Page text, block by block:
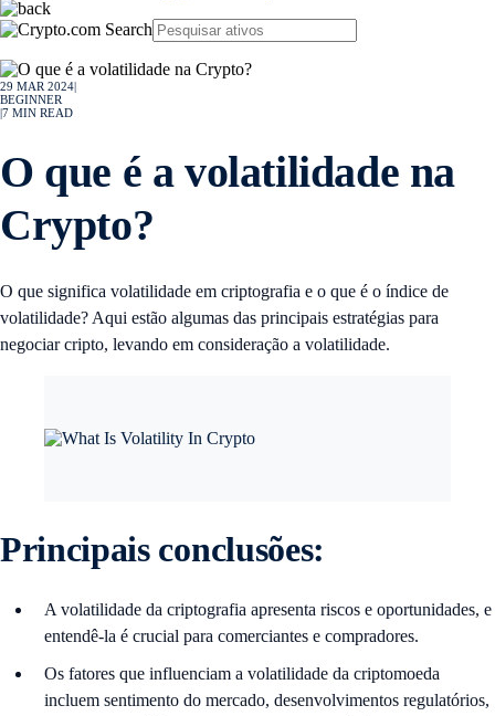
29 MAR 2024
BEGINNER
7 MIN READ
O que é a volatilidade na
Crypto?
O que significa volatilidade em criptografia e o que é o índice de
volatilidade? Aqui estão algumas das principais estratégias para
negociar cripto, levando em consideração a volatilidade.
Principais conclusões:
A volatilidade da criptografia apresenta riscos e oportunidades, e
entendê-la é crucial para comerciantes e compradores.
Os fatores que influenciam a volatilidade da criptomoeda
incluem sentimento do mercado, desenvolvimentos regulatórios,